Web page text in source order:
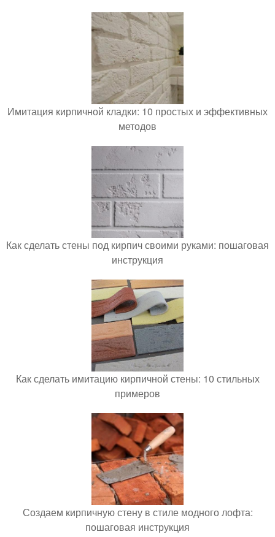
Имитация кирпичной кладки: 10 простых и эффективных
методов
Как сделать стены под кирпич своими руками: пошаговая
инструкция
Как сделать имитацию кирпичной стены: 10 стильных
примеров
Создаем кирпичную стену в стиле модного лофта:
пошаговая инструкция